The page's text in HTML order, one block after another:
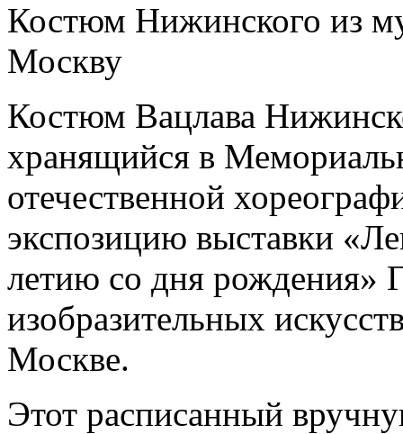
Костюм Нижинского из
Москву
Костюм Вацлава
хранящийся в
отечественной
экспозицию выставки
летию со дня рождения»
изобразительных
Москве.
Этот расписанный